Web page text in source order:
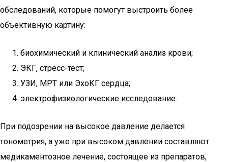
обследований, которые помогут выстроить более
объективную картину:
биохимический и клинический анализ крови;
ЭКГ, стресс-тест;
УЗИ, МРТ или ЭхоКГ сердца;
электрофизиологические исследование.
При подозрении на высокое давление делается
тонометрия, а уже при высоком давлении составляют
медикаментозное лечение, состоящее из препаратов,